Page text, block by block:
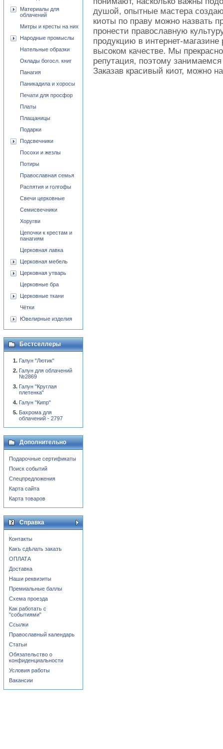
душой, опытные мастера
киоты по праву можно назвать
пронести православную
продукцию в интернет-
высоком качестве. Мы
репутация, поэтому
Заказав красивый киот, можно
Материалы для
облачений
Митры и кресты на них
Народные промыслы
Нательные образки
Оклады богосл. книг
Панагия
Паникадила и хоросы
Печати для просфор
Платы
Плащаницы
Подарки
Подсвечники
Посохи и жезлы
Потиры
Православная семья
Распятия и голгофы
Свечи церковные
Семисвечники
Хоругви
Цепочки к крестам и
панагиям
Церковная лавка
Церковная мебель
Церковная утварь
Церковные бра
Церковные ткани
Чётки
Ювелирные изделия
Бестселлеры
Галун "Лютик"
Галун для облачений
№2869
Галун "Круглая
плетенка"
Галун "Кипр"
Бахрома для
облачений - 2797
Дополнительно
Подарочные сертификаты
Поиск событий
Спецпредложения
Карта сайта
Карта товаров
Справка
Контакты
Какъ сдѣлать заказъ
ОПЛАТА
Доставка
Наши реквизиты
Премиальные баллы
Схема проезда
Как работать с
"событиями"
Ссылки
Православный календарь
Статьи
Обязательство о
конфиденциальности
Условия работы
Вакансии